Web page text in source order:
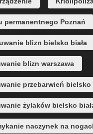
permanentnego Poznań
blizn bielsko biała
blizn warszawa
przebarwień bielsko
żylaków bielsko
naczynek na